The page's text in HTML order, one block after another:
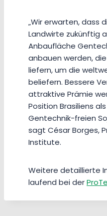
„Wir erwarten, dass
Landwirte zukünftig
Anbaufläche
anbauen werden,
liefern, um die
beliefern. Bessere
attraktive Prämie
Position Brasiliens
Gentechnik-freien
sagt César Borges,
Institute.
Weitere detaillierte
laufend bei der